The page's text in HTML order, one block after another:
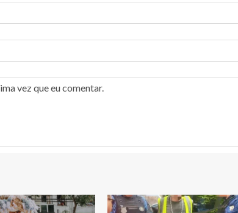
vez que eu comentar.